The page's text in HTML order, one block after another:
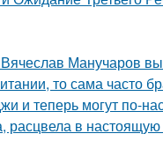
Манучаров
то сама часто
и теперь могут по-
в настоящую